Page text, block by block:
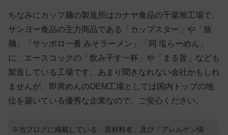
ちなみにカップ麺の製造所はカナヤ食品の千葉旭工場で、
サンヨー食品の主力商品である「カップスター」や「旅
麺」「サッポロ一番 みそラーメン」「同 塩らーめん」
に、エースコックの「飲み干す一杯」や「まる旨」なども
製造している工場です。あまり聞きなれない会社かもしれ
ませんが、即席めんのOEM工場としては国内トップの地
位を築いている優秀な企業なので、ご安心ください。
※当ブログに掲載している「原材料名」及び「アレルゲン情